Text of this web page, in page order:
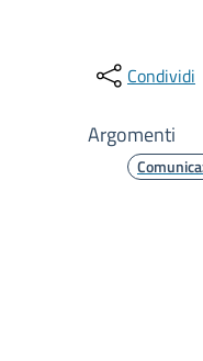
Condividi
Argomenti